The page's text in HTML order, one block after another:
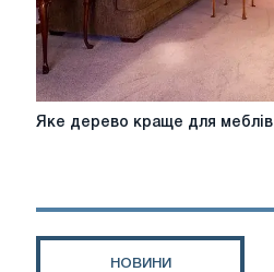
Яке
дерево
Яке дерево краще для меблів
НОВИНИ